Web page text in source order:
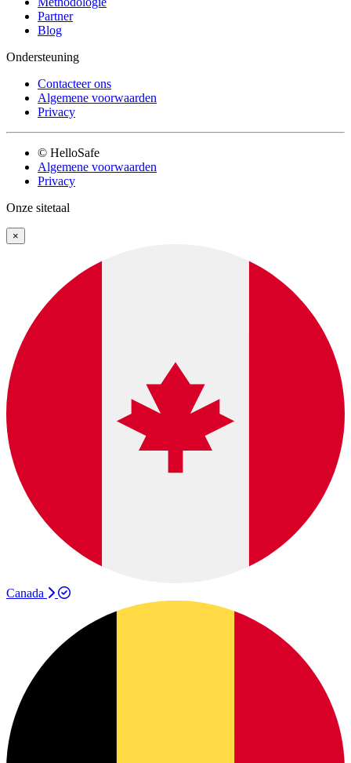
Partner
Blog
Ondersteuning
Contacteer ons
Algemene voorwaarden
Privacy
© HelloSafe
Algemene voorwaarden
Privacy
Onze sitetaal
×
Canada